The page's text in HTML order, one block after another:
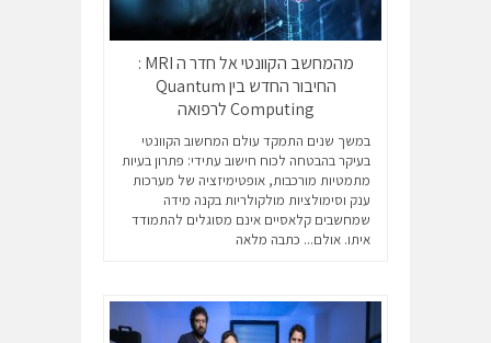
מהמחשב הקוונטי אל חדר ה MRI :
החיבור החדש בין Quantum
Computing לרפואה
במשך שנים התמקד עולם המחשוב הקוונטי
בעיקר בהבטחה לכוח חישוב עתידי: פתרון בעיות
מתמטיות מורכבות, אופטימיזציה של מערכות
ענק וסימולציות מולקולריות בקנה מידה
שמחשבים קלאסיים אינם מסוגלים להתמודד
איתו. אולם... כתבה מלאה